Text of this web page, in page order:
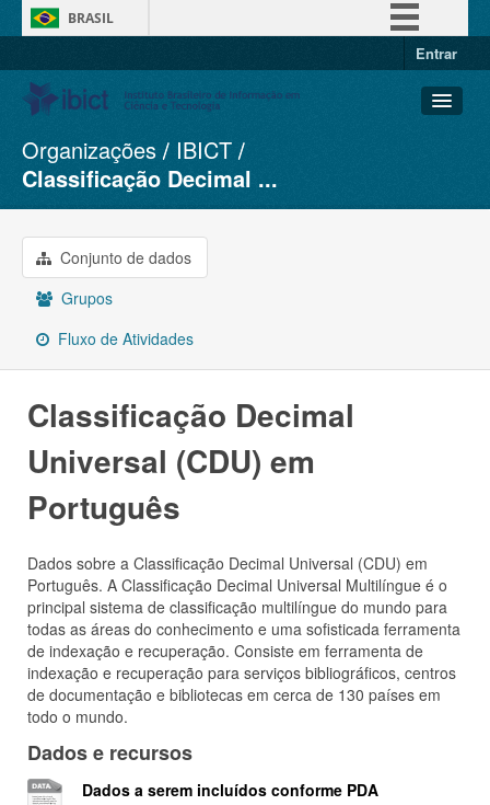
BRASIL
Entrar
Conjuntos de dados
Organizações
Sobre
Organizações
IBICT
Classificação Decimal ...
Conjunto de dados
Grupos
Fluxo de Atividades
Classificação Decimal
Universal (CDU) em
Português
Dados sobre a Classificação Decimal Universal (CDU) em
Português. A Classificação Decimal Universal Multilíngue é o
principal sistema de classificação multilíngue do mundo para
todas as áreas do conhecimento e uma sofisticada ferramenta
de indexação e recuperação. Consiste em ferramenta de
indexação e recuperação para serviços bibliográficos, centros
de documentação e bibliotecas em cerca de 130 países em
todo o mundo.
Dados e recursos
Dados a serem incluídos conforme PDA